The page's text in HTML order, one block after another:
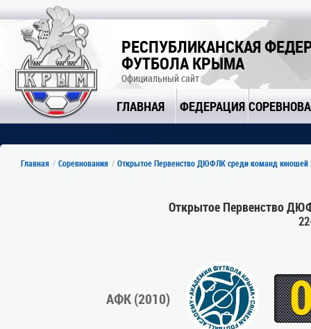
РЕСПУБЛИКАНСКАЯ
ФУТБОЛА КРЫМА
Официальный сайт
ГЛАВНАЯ ФЕДЕРАЦИЯ
Главная Соревнования Открытое Первенство ДЮФЛК среди команд юношей
Открытое Первенство
АФК (2010)